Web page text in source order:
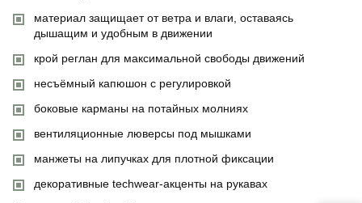
материал защищает от ветра и влаги, оставаясь
дышащим и удобным в движении
крой реглан для максимальной свободы движений
несъёмный капюшон с регулировкой
боковые карманы на потайных молниях
вентиляционные люверсы под мышками
манжеты на липучках для плотной фиксации
декоративные techwear-акценты на рукавах